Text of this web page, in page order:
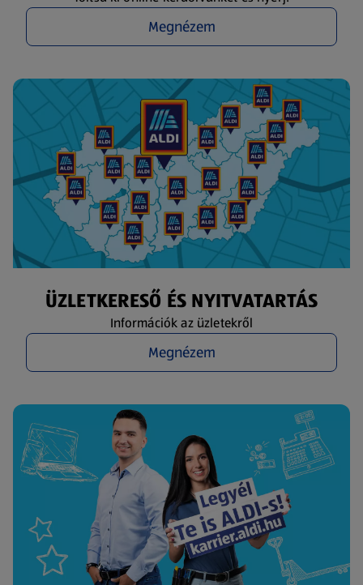
Megnézem
ÜZLETKERESŐ ÉS NYITVATARTÁS
Információk az üzletekről
Megnézem